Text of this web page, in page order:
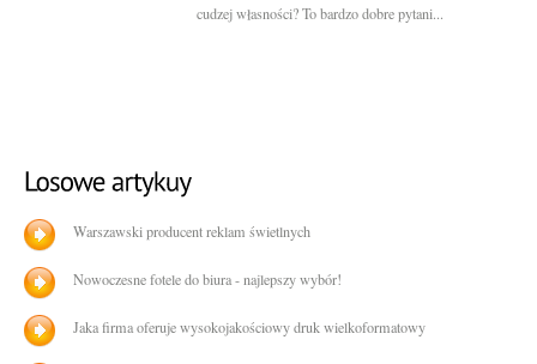
cudzej własności? To bardzo dobre pytani...
Warszawski producent reklam świetlnych
Nowoczesne fotele do biura - najlepszy wybór!
Jaka firma oferuje wysokojakościowy druk wielkoformatowy